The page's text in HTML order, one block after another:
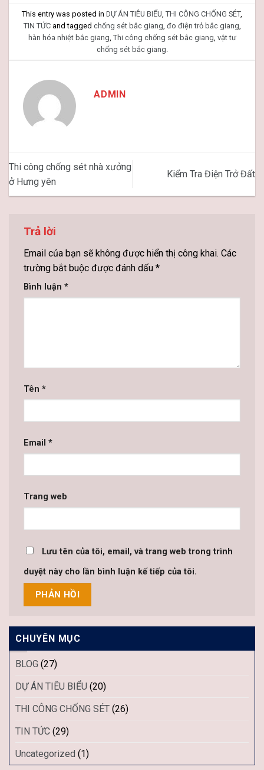
This entry was posted in DỰ ÁN TIÊU BIỂU THI CÔNG CHỐNG SÉT,
TIN TỨCand tagged chống sét bắc giang đo điện trỏ bắc giang
hàn hóa nhiệt bắc giang Thi công chống sét bắc giang vật tư
chống sét bắc giang
ADMIN
Thi công chống sét nhà xưởng
ở Hưng yên
Kiểm Tra Điện Trở Đất
Trả lời
Email của bạn sẽ không được hiển thị công khai. Các
trường bắt buộc được đánh dấu *
Bình luận *
Tên *
Email *
Trang web
Lưu tên của tôi, email, và trang web trong trình
duyệt này cho lần bình luận kế tiếp của tôi.
CHUYÊN MỤC
BLOG (27)
DỰ ÁN TIÊU BIỂU (20)
THI CÔNG CHỐNG SÉT (26)
TIN TỨC (29)
Uncategorized (1)